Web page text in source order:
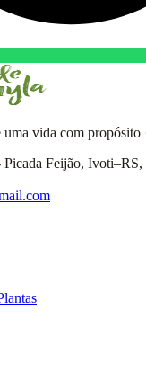
uma vida com propósito
Picada Feijão,